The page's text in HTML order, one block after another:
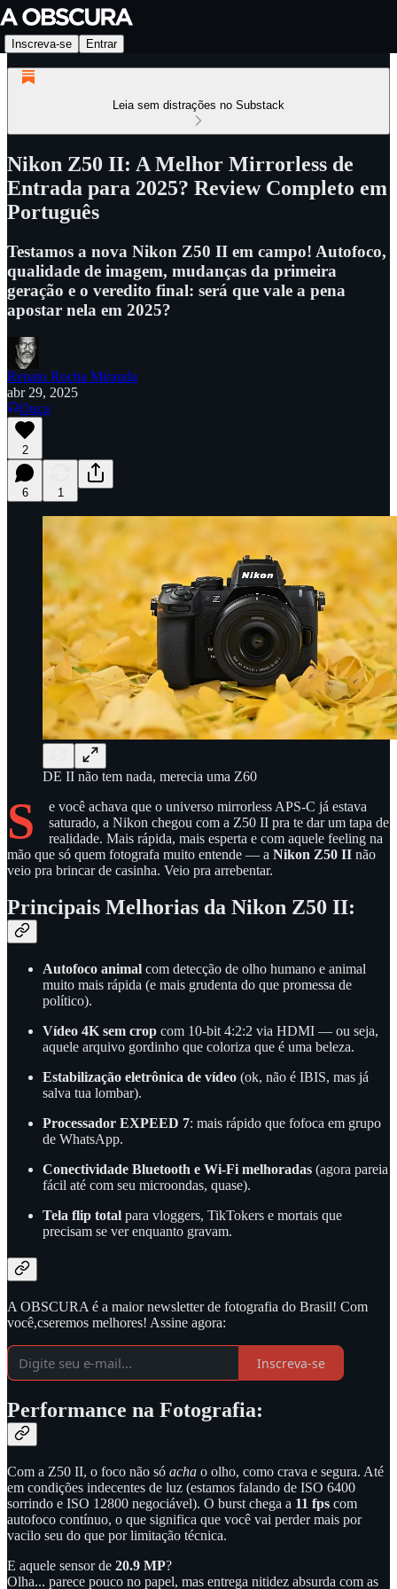
Inscreva-se Entrar
Leia sem distrações no Substack
Nikon Z50 II: A Melhor Mirrorless de
Entrada para 2025? Review Completo em
Português
Testamos a nova Nikon Z50 II em campo! Autofoco,
qualidade de imagem, mudanças da primeira
geração e o veredito final: será que vale a pena
apostar nela em 2025?
Renato Rocha Miranda
abr 29, 2025
Ouça
2
6 1
DE II não tem nada, merecia uma Z60
S
e você achava que o universo mirrorless APS-C já estava
saturado, a Nikon chegou com a Z50 II pra te dar um tapa de
realidade. Mais rápida, mais esperta e com aquele feeling na
mão que só quem fotografa muito entende — a Nikon Z50 II não
veio pra brincar de casinha. Veio pra arrebentar.
Principais Melhorias da Nikon Z50 II:
Autofoco animal com detecção de olho humano e animal
muito mais rápida (e mais grudenta do que promessa de
político).
Vídeo 4K sem crop com 10-bit 4:2:2 via HDMI — ou seja,
aquele arquivo gordinho que coloriza que é uma beleza.
Estabilização eletrônica de vídeo (ok, não é IBIS, mas já
salva tua lombar).
Processador EXPEED 7: mais rápido que fofoca em grupo
de WhatsApp.
Conectividade Bluetooth e Wi-Fi melhoradas (agora pareia
fácil até com seu microondas, quase).
Tela flip total para vloggers, TikTokers e mortais que
precisam se ver enquanto gravam.
A OBSCURA é a maior newsletter de fotografia do Brasil! Com
você,cseremos melhores! Assine agora:
Inscreva-se
Performance na Fotografia:
Com a Z50 II, o foco não só acha o olho, como crava e segura. Até
em condições indecentes de luz (estamos falando de ISO 6400
sorrindo e ISO 12800 negociável). O burst chega a 11 fps com
autofoco contínuo, o que significa que você vai perder mais por
vacilo seu do que por limitação técnica.
E aquele sensor de 20.9 MP?
Olha... parece pouco no papel, mas entrega nitidez absurda com as